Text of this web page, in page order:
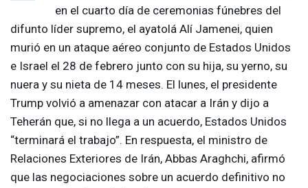
en el cuarto día de ceremonias fúnebres del
difunto líder supremo, el ayatolá Alí Jamenei, quien
murió en un ataque aéreo conjunto de Estados Unidos
e Israel el 28 de febrero junto con su hija, su yerno, su
nuera y su nieta de 14 meses. El lunes, el presidente
Trump volvió a amenazar con atacar a Irán y dijo a
Teherán que, si no llega a un acuerdo, Estados Unidos
“terminará el trabajo”. En respuesta, el ministro de
Relaciones Exteriores de Irán, Abbas Araghchi, afirmó
que las negociaciones sobre un acuerdo definitivo no